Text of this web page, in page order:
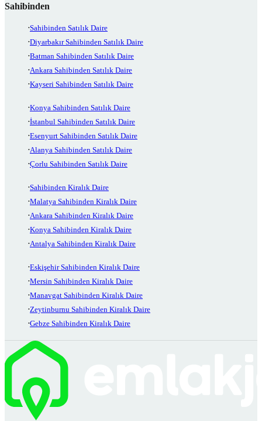
Sahibinden
Sahibinden Satılık Daire
Diyarbakır Sahibinden Satılık Daire
Batman Sahibinden Satılık Daire
Ankara Sahibinden Satılık Daire
Kayseri Sahibinden Satılık Daire
Konya Sahibinden Satılık Daire
İstanbul Sahibinden Satılık Daire
Esenyurt Sahibinden Satılık Daire
Alanya Sahibinden Satılık Daire
Çorlu Sahibinden Satılık Daire
Sahibinden Kiralık Daire
Malatya Sahibinden Kiralık Daire
Ankara Sahibinden Kiralık Daire
Konya Sahibinden Kiralık Daire
Antalya Sahibinden Kiralık Daire
Eskişehir Sahibinden Kiralık Daire
Mersin Sahibinden Kiralık Daire
Manavgat Sahibinden Kiralık Daire
Zeytinburnu Sahibinden Kiralık Daire
Gebze Sahibinden Kiralık Daire